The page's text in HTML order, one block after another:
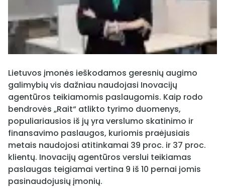
Lietuvos įmonės ieškodamos geresnių augimo
galimybių vis dažniau naudojasi Inovacijų
agentūros teikiamomis paslaugomis. Kaip rodo
bendrovės „Rait“ atlikto tyrimo duomenys,
populiariausios iš jų yra verslumo skatinimo ir
finansavimo paslaugos, kuriomis praėjusiais
metais naudojosi atitinkamai 39 proc. ir 37 proc.
klientų. Inovacijų agentūros verslui teikiamas
paslaugas teigiamai vertina 9 iš 10 pernai jomis
pasinaudojusių įmonių.